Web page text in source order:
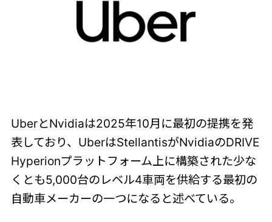
UberとNvidiaは2025年10月に最初の提携を発
表しており、UberはStellantisがNvidiaのDRIVE
Hyperionプラットフォーム上に構築された少な
くとも5,000台のレベル4車両を供給する最初の
自動車メーカーの一つになると述べている。